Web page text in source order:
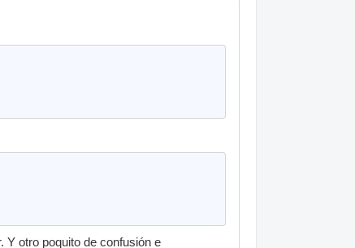
Y otro poquito de confusión e